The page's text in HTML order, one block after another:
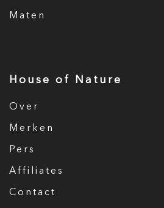
Maten
House of Nature
Over
Merken
Pers
Affiliates
Contact